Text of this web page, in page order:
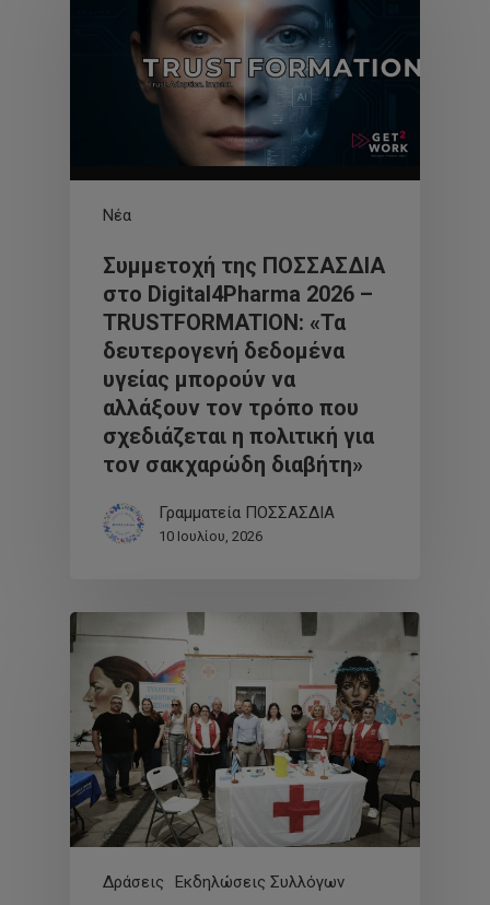
Νέα
Συμμετοχή της ΠΟΣΣΑΣΔΙΑ
στο Digital4Pharma 2026 –
TRUSTFORMATION: «Τα
δευτερογενή δεδομένα
υγείας μπορούν να
αλλάξουν τον τρόπο που
σχεδιάζεται η πολιτική για
τον σακχαρώδη διαβήτη»
Γραμματεία ΠΟΣΣΑΣΔΙΑ
10 Ιουλίου, 2026
Δράσεις
Εκδηλώσεις Συλλόγων